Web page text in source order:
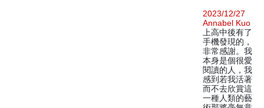
2023/12/27
Annabel Kuo
上高中後有了
手機發現的，
非常感謝。我
本身是個很愛
閱讀的人，我
感到若我活著
而不去欣賞這
一種人類的藝